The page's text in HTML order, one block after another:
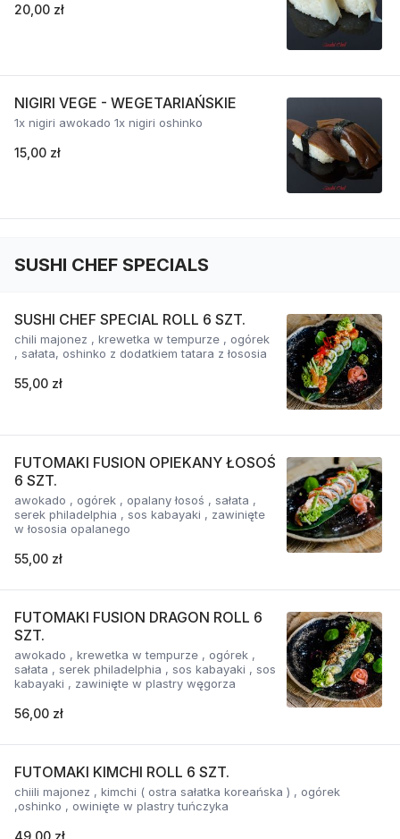
20,00 zł
NIGIRI VEGE - WEGETARIAŃSKIE
1x nigiri awokado 1x nigiri oshinko
15,00 zł
SUSHI CHEF SPECIALS
SUSHI CHEF SPECIAL ROLL 6 SZT.
chili majonez , krewetka w tempurze , ogórek
, sałata, oshinko z dodatkiem tatara z łososia
55,00 zł
FUTOMAKI FUSION OPIEKANY ŁOSOŚ
6 SZT.
awokado , ogórek , opalany łosoś , sałata ,
serek philadelphia , sos kabayaki , zawinięte
w łososia opalanego
55,00 zł
FUTOMAKI FUSION DRAGON ROLL 6
SZT.
awokado , krewetka w tempurze , ogórek ,
sałata , serek philadelphia , sos kabayaki , sos
kabayaki , zawinięte w plastry węgorza
56,00 zł
FUTOMAKI KIMCHI ROLL 6 SZT.
chiili majonez , kimchi ( ostra sałatka koreańska ) , ogórek
,oshinko , owinięte w plastry tuńczyka
49,00 zł